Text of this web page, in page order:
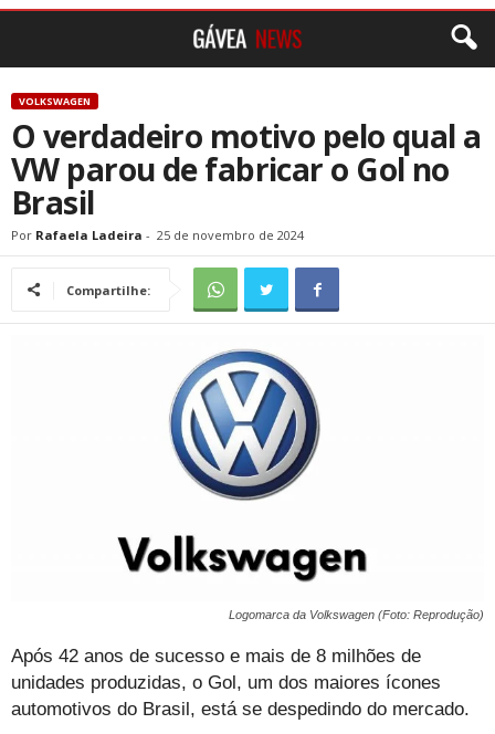
VOLKSWAGEN
O verdadeiro motivo pelo qual a
VW parou de fabricar o Gol no
Brasil
Por Rafaela Ladeira - 25 de novembro de 2024
Compartilhe:
Logomarca da Volkswagen (Foto: Reprodução)
Após 42 anos de sucesso e mais de 8 milhões de
unidades produzidas, o Gol, um dos maiores ícones
automotivos do Brasil, está se despedindo do mercado.